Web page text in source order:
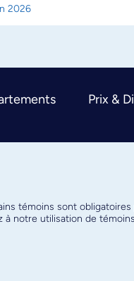
2026
Prix &
témoins sont
notre utilisation de